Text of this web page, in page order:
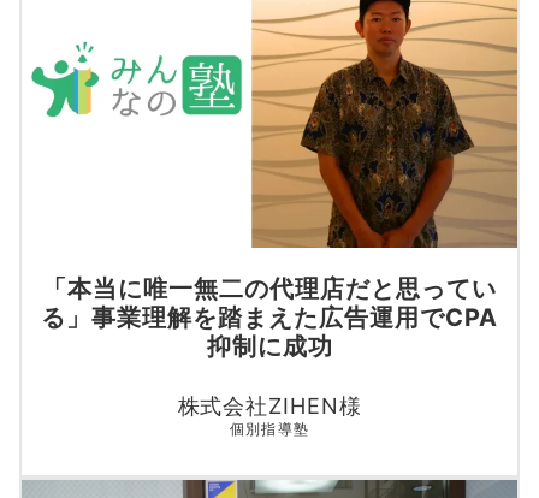
「本当に唯一無二の代理店だと思ってい
る」事業理解を踏まえた広告運用でCPA
抑制に成功
株式会社ZIHEN様
個別指導塾